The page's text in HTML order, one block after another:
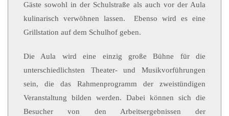
Gäste sowohl in der Schulstraße als auch vor der Aula
kulinarisch verwöhnen lassen. Ebenso wird es eine
Grillstation auf dem Schulhof geben.
Die Aula wird eine einzig große Bühne für die
unterschiedlichsten Theater- und Musikvorführungen
sein, die das Rahmenprogramm der zweistündigen
Veranstaltung bilden werden. Dabei können sich die
Besucher von den Arbeitsergebnissen der